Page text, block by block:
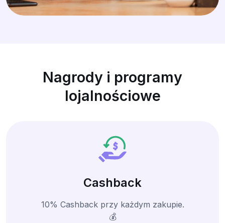
Nagrody i programy
lojalnościowe
Cashback
10% Cashback przy każdym zakupie.
💰